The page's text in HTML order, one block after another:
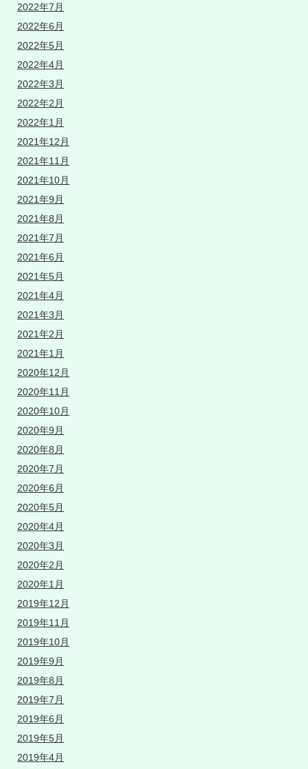
2022年7月
2022年6月
2022年5月
2022年4月
2022年3月
2022年2月
2022年1月
2021年12月
2021年11月
2021年10月
2021年9月
2021年8月
2021年7月
2021年6月
2021年5月
2021年4月
2021年3月
2021年2月
2021年1月
2020年12月
2020年11月
2020年10月
2020年9月
2020年8月
2020年7月
2020年6月
2020年5月
2020年4月
2020年3月
2020年2月
2020年1月
2019年12月
2019年11月
2019年10月
2019年9月
2019年8月
2019年7月
2019年6月
2019年5月
2019年4月